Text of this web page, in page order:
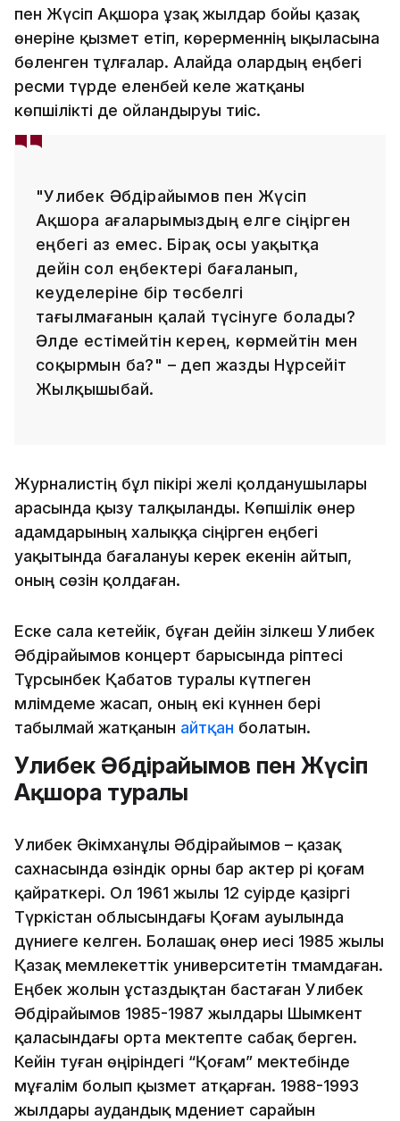
пен Жүсіп Ақшора ұзақ жылдар бойы қазақ
өнеріне қызмет етіп, көрерменнің ықыласына
бөленген тұлғалар. Алайда олардың еңбегі
ресми түрде еленбей келе жатқаны
көпшілікті де ойландыруы тиіс.
"Уәлибек Әбдірайымов пен Жүсіп
Ақшора ағаларымыздың елге сіңірген
еңбегі аз емес. Бірақ осы уақытқа
дейін сол еңбектері бағаланып,
кеуделеріне бір төсбелгі
тағылмағанын қалай түсінуге болады?
Әлде естімейтін керең, көрмейтін мен
соқырмын ба?" – деп жазды Нұрсейіт
Жылқышыбай.
Журналистің бұл пікірі желі қолданушылары
арасында қызу талқыланды. Көпшілік өнер
адамдарының халыққа сіңірген еңбегі
уақытында бағалануы керек екенін айтып,
оның сөзін қолдаған.
Еске сала кетейік, бұған дейін әзілкеш Уәлибек
Әбдірайымов концерт барысында әріптесі
Тұрсынбек Қабатов туралы күтпеген
мәлімдеме жасап, оның екі күннен бері
табылмай жатқанын айтқан болатын.
Уәлибек Әбдірайымов пен Жүсіп
Ақшора туралы
Уәлибек Әкімханұлы Әбдірайымов – қазақ
сахнасында өзіндік орны бар актер әрі қоғам
қайраткері. Ол 1961 жылы 12 сәуірде қазіргі
Түркістан облысындағы Қоғам ауылында
дүниеге келген. Болашақ өнер иесі 1985 жылы
Қазақ мемлекеттік университетін тәмамдаған.
Еңбек жолын ұстаздықтан бастаған Уәлибек
Әбдірайымов 1985-1987 жылдары Шымкент
қаласындағы орта мектепте сабақ берген.
Кейін туған өңіріндегі “Қоғам” мектебінде
мұғалім болып қызмет атқарған. 1988-1993
жылдары аудандық мәдениет сарайын